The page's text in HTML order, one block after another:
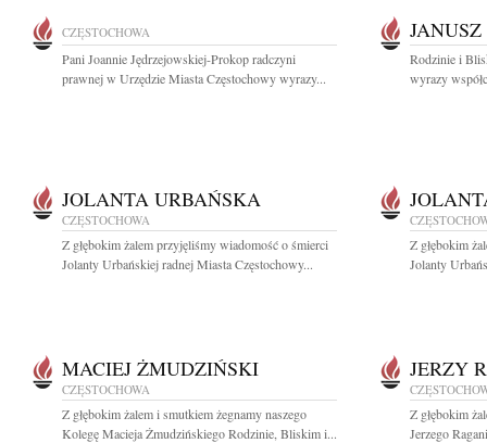
CZĘSTOCHOWA
Pani Joannie Jędrzejowskiej-Prokop radczyni
prawnej w Urzędzie Miasta Częstochowy wyrazy...
Rodzinie i
wyrazy
JOLANTA URBAŃSKA
CZĘSTOCHOWA
Z głębokim żalem przyjęliśmy wiadomość o śmierci
Jolanty Urbańskiej radnej Miasta Częstochowy...
Z głębokim
Jolanty
MACIEJ ŻMUDZIŃSKI
CZĘSTOCHOWA
Z głębokim żalem i smutkiem żegnamy naszego
Kolegę Macieja Żmudzińskiego Rodzinie, Bliskim i...
JERZY
Z głębokim
Jerzego